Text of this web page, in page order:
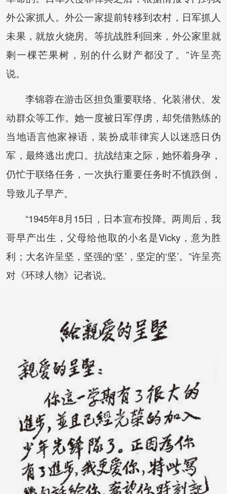
外公家抓人。外公一家提前转移到农村，日军抓人
未果，就放火烧房。等抗战胜利回来，外公家里就
剩一棵芒果树，别的什么财产都没了。”许呈亮
说。
李锦蓉在游击区担负重要联络、化装潜伏、发
动群众等工作。她一度被日军俘虏，却凭借熟练的
当地语言他家禄语，装扮成菲律宾人以迷惑日伪
军，最终逃出虎口。抗战结束之际，她怀着身孕，
仍忙于联络任务，一次执行重要任务时不慎跌倒，
导致儿子早产。
“1945年8月15日，日本宣布投降。两周后，我
哥早产出生，父母给他取的小名是Vicky，意为胜
利；大名许呈坚，坚强的‘坚’，坚定的‘坚’。”许呈亮
对《环球人物》记者说。